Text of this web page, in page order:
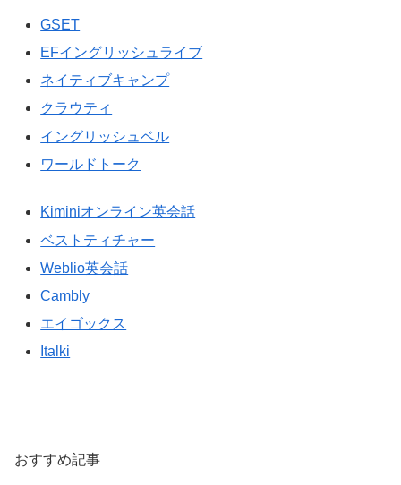
GSET
EFイングリッシュライブ
ネイティブキャンプ
クラウティ
イングリッシュベル
ワールドトーク
Kiminiオンライン英会話
ベストティチャー
Weblio英会話
Cambly
エイゴックス
Italki
おすすめ記事